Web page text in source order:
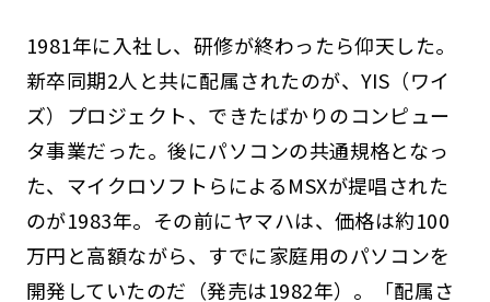
1981年に入社し、研修が終わったら仰天した。
新卒同期2人と共に配属されたのが、YIS（ワイ
ズ）プロジェクト、できたばかりのコンピュー
タ事業だった。後にパソコンの共通規格となっ
た、マイクロソフトらによるMSXが提唱された
のが1983年。その前にヤマハは、価格は約100
万円と高額ながら、すでに家庭用のパソコンを
開発していたのだ（発売は1982年）。「配属さ